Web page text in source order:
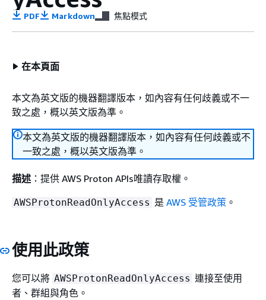
PDF Markdown 焦點模式
在本頁面
本文為英文版的機器翻譯版本，如內容有任何歧義或不一
致之處，概以英文版為準。
本文為英文版的機器翻譯版本，如內容有任何歧義或不
一致之處，概以英文版為準。
描述 ：提供 AWS Proton APIs唯讀存取權。
AWSProtonReadOnlyAccess 是 AWS 受管政策 。
使用此政策
您可以將 AWSProtonReadOnlyAccess 連接至使用
者、群組與角色。